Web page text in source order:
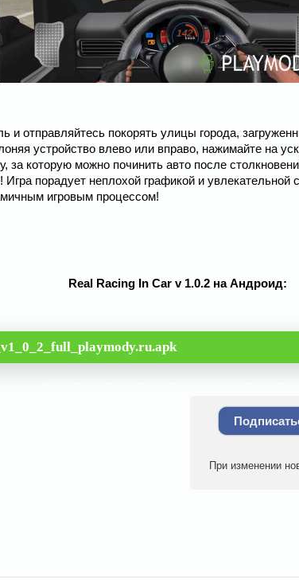
и отправляйтесь покорять улицы города,
устройство влево или вправо, нажимайте на
за которую можно починить авто после
Игра порадует неплохой графикой и
игровым процессом!
Real Racing In Car v 1.0.2 на Андроид:
При изменении